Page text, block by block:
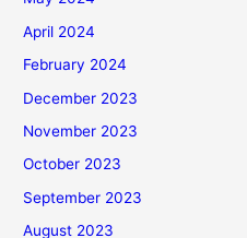
April 2024
February 2024
December 2023
November 2023
October 2023
September 2023
August 2023